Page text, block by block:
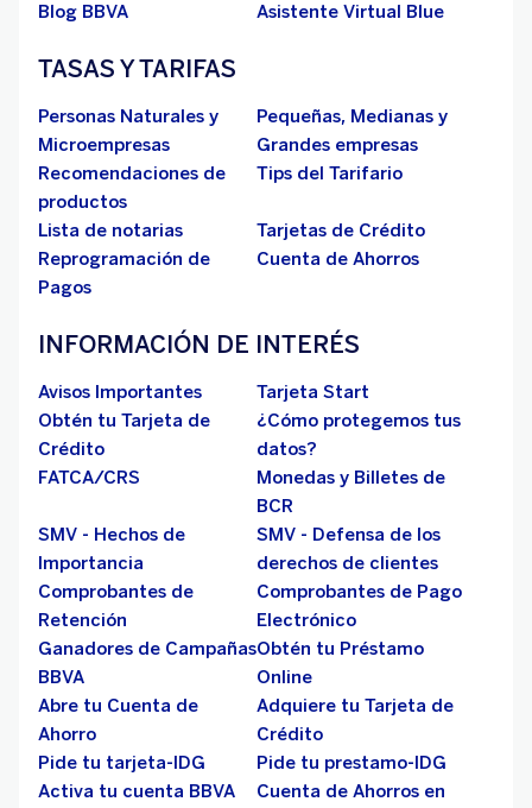
Blog BBVA
Asistente Virtual Blue
TASAS Y TARIFAS
Personas Naturales y
Microempresas
Pequeñas, Medianas y
Grandes empresas
Recomendaciones de
productos
Tips del Tarifario
Lista de notarias
Tarjetas de Crédito
Reprogramación de
Pagos
Cuenta de Ahorros
INFORMACIÓN DE INTERÉS
Avisos Importantes
Tarjeta Start
Obtén tu Tarjeta de
Crédito
¿Cómo protegemos tus
datos?
FATCA/CRS
Monedas y Billetes de
BCR
SMV - Hechos de
Importancia
SMV - Defensa de los
derechos de clientes
Comprobantes de
Retención
Comprobantes de Pago
Electrónico
Ganadores de Campañas
BBVA
Obtén tu Préstamo
Online
Abre tu Cuenta de
Ahorro
Adquiere tu Tarjeta de
Crédito
Pide tu tarjeta-IDG
Pide tu prestamo-IDG
Activa tu cuenta BBVA
Cuenta de Ahorros en